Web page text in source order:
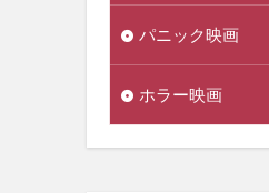
パニック映画
ホラー映画